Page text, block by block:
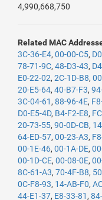
4,990,668,750
Related MAC
3C-36-E4, 00-00-C5,
78-71-9C, 48-D3-43,
E0-22-02, 2C-1D-B8,
20-E5-64, 40-B7-F3,
3C-04-61 , 88-96-4E,
D0-E5-4D, B4-F2-E8,
20-73-55, 90-0D-CB,
64-ED-57, 00-23-A3,
00-1E-46, 00-1A-DE,
00-1D-CE, 00-08-0E,
8C-61-A3, 70-4F-B8,
0C-F8-93, 14-AB-F0,
44-E1-37, E8-33-81 ,